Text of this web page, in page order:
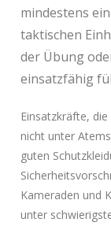
mindestens
taktischen
der Übung
einsatzfähig
Einsatzkräfte,
nicht unter
guten
Kameraden und
unter